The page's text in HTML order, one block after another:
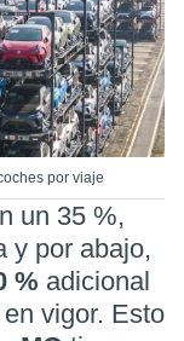
por viaje
un 35 %,
y por abajo,
% adicional
vigor. Esto